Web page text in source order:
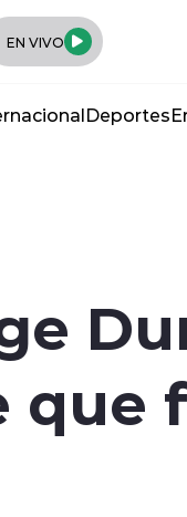
EN VIVO
Deportes
que